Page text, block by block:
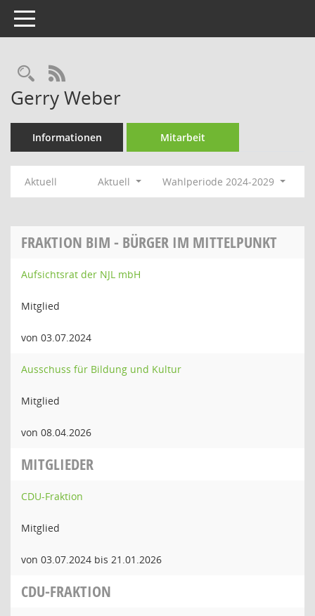
Toggle navigation
Rechercheauswahl
RSS-Feed
Gerry Weber
Informationen Mitarbeit
Aktuell Aktuell Wahlperiode 2024-2029
FRAKTION BIM - BÜRGER IM MITTELPUNKT
Aufsichtsrat der NJL mbH
Mitglied
von 03.07.2024
Ausschuss für Bildung und Kultur
Mitglied
von 08.04.2026
MITGLIEDER
CDU-Fraktion
Mitglied
von 03.07.2024 bis 21.01.2026
CDU-FRAKTION